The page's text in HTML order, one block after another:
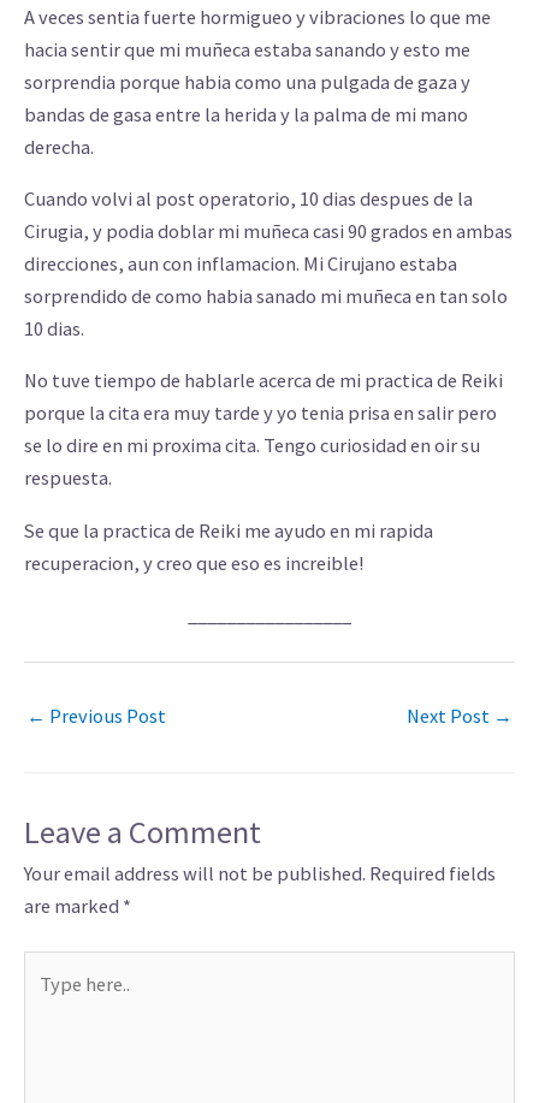
A veces sentia fuerte hormigueo y vibraciones lo que me
hacia sentir que mi muñeca estaba sanando y esto me
sorprendia porque habia como una pulgada de gaza y
bandas de gasa entre la herida y la palma de mi mano
derecha.
Cuando volvi al post operatorio, 10 dias despues de la
Cirugia, y podia doblar mi muñeca casi 90 grados en ambas
direcciones, aun con inflamacion. Mi Cirujano estaba
sorprendido de como habia sanado mi muñeca en tan solo
10 dias.
No tuve tiempo de hablarle acerca de mi practica de Reiki
porque la cita era muy tarde y yo tenia prisa en salir pero
se lo dire en mi proxima cita. Tengo curiosidad en oir su
respuesta.
Se que la practica de Reiki me ayudo en mi rapida
recuperacion, y creo que eso es increible!
← Previous Post Next Post →
Leave a Comment
Your email address will not be published. Required fields
are marked *
here..